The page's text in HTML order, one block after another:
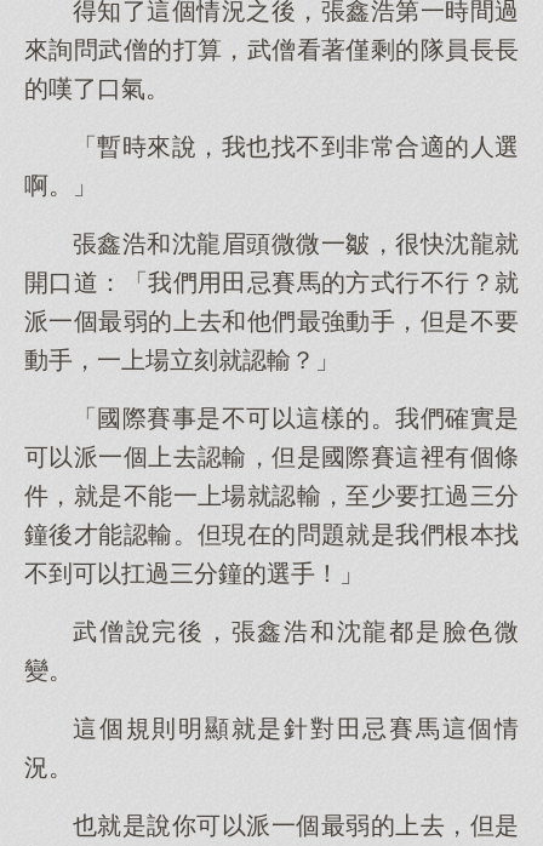
得知了這個情況之後，張鑫浩第一時間過
來詢問武僧的打算，武僧看著僅剩的隊員長長
的嘆了口氣。
「暫時來說，我也找不到非常合適的人選
啊。」
張鑫浩和沈龍眉頭微微一皺，很快沈龍就
開口道：「我們用田忌賽馬的方式行不行？就
派一個最弱的上去和他們最強動手，但是不要
動手，一上場立刻就認輸？」
「國際賽事是不可以這樣的。我們確實是
可以派一個上去認輸，但是國際賽這裡有個條
件，就是不能一上場就認輸，至少要扛過三分
鐘後才能認輸。但現在的問題就是我們根本找
不到可以扛過三分鐘的選手！」
武僧說完後，張鑫浩和沈龍都是臉色微
變。
這個規則明顯就是針對田忌賽馬這個情
況。
也就是說你可以派一個最弱的上去，但是